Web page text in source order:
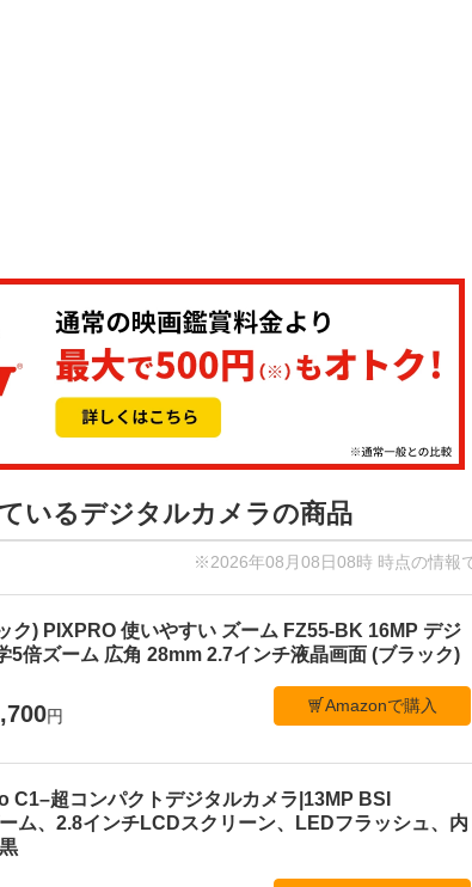
いるデジタルカメラの商品
※2026年08月08日08時 時点の情報
ク) PIXPRO 使いやすい ズーム FZ55-BK 16MP デジ
5倍ズーム 広角 28mm 2.7インチ液晶画面 (ブラック)
円
Amazonで購入
C1–超コンパクトデジタルカメラ|13MP BSI
ム、2.8インチLCDスクリーン、LEDフラッシュ、内